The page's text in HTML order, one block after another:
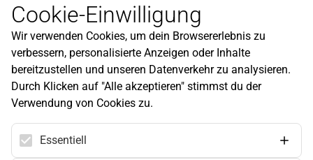
Newsletter
Infos zu neuen Produkten, Gartentipps und mehr findest du in
unserem Newsletter!
Jetzt anmelden
Hilfe
Kundenservice
Widerrufsbelehrung
Cookie-Einwilligung
Wir verwenden Cookies, um dein Browsererlebnis zu
verbessern, personalisierte Anzeigen oder Inhalte
bereitzustellen und unseren Datenverkehr zu analysieren.
Durch Klicken auf "Alle akzeptieren" stimmst du der
Verwendung von Cookies zu.
Essentiell